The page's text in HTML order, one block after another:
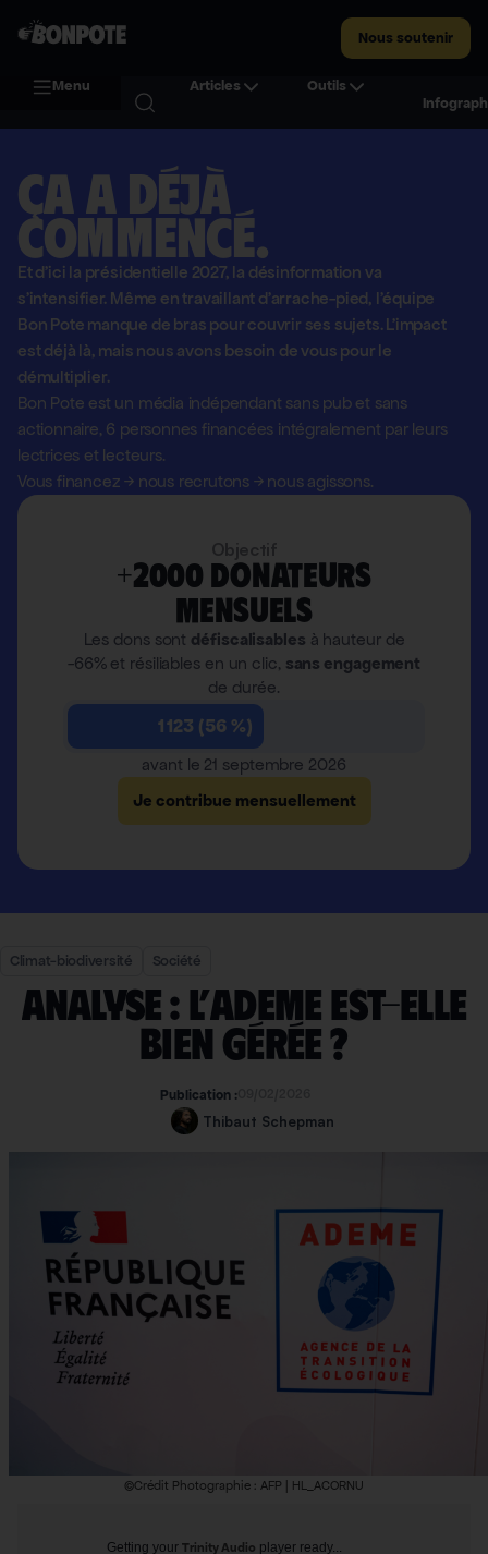
Nous soutenir
Menu Articles
Outils
Ça a déjà
commencé.
Et d'ici la présidentielle 2027, la désinformation va
s'intensifier. Même en travaillant d'arrache-pied, l'équipe
Bon Pote manque de bras pour couvrir ses sujets. L'impact
est déjà là, mais nous avons besoin de vous pour le
démultiplier.
Bon Pote est un média indépendant sans pub et sans
actionnaire, 6 personnes financées intégralement par leurs
lectrices et lecteurs.
Vous financez→ nous recrutons →nous agissons.
+2000 donateurs
mensuels
Les dons sont défiscalisables à hauteur de
-66% et résiliables en un clic, sans engagement
de durée.
1 123 (56 %)
avant le 21 septembre 2026
Je contribue mensuellement
Climat-biodiversité Société
Analyse : l’Ademe est-elle
bien gérée ?
Publication :
Thibaut Schepman
©Crédit Photographie : AFP | HL_ACORNU
Getting your Trinity Audio player ready...